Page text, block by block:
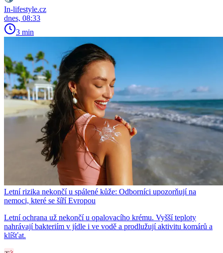
In-lifestyle.cz
dnes, 08:33
3 min
Letní rizika nekončí u spálené kůže: Odborníci upozorňují na
nemoci, které se šíří Evropou
Letní ochrana už nekončí u opalovacího krému. Vyšší teploty
nahrávají bakteriím v jídle i ve vodě a prodlužují aktivitu komárů a
klíšťat.